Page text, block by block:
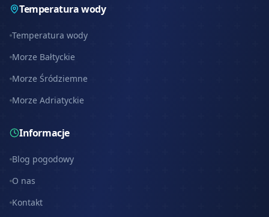
Temperatura wody
Temperatura wody
Morze Bałtyckie
Morze Śródziemne
Morze Adriatyckie
Informacje
Blog pogodowy
O nas
Kontakt